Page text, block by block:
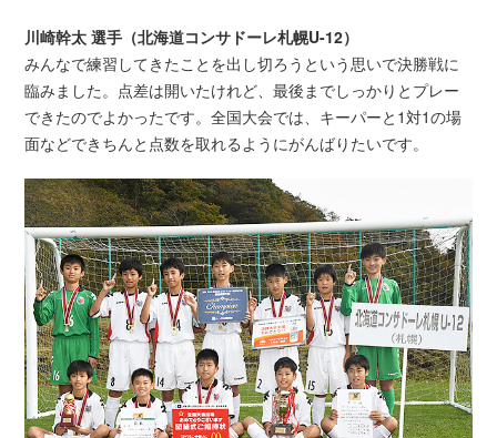
川崎幹太 選手（北海道コンサドーレ札幌U-12）
みんなで練習してきたことを出し切ろうという思いで決勝戦に
臨みました。点差は開いたけれど、最後までしっかりとプレー
できたのでよかったです。全国大会では、キーパーと1対1の場
面などできちんと点数を取れるようにがんばりたいです。